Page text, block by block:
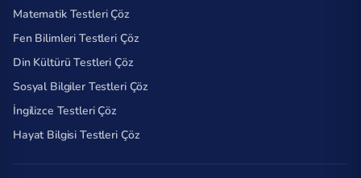
Matematik Testleri Çöz
Fen Bilimleri Testleri Çöz
Din Kültürü Testleri Çöz
Sosyal Bilgiler Testleri Çöz
İngilizce Testleri Çöz
Hayat Bilgisi Testleri Çöz